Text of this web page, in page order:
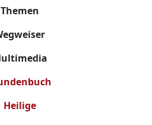
Themen
Heilige